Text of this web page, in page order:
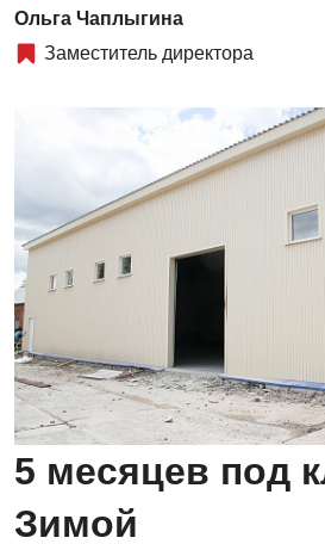
Ольга Чаплыгина
Заместитель директора
5 месяцев под
Зимой